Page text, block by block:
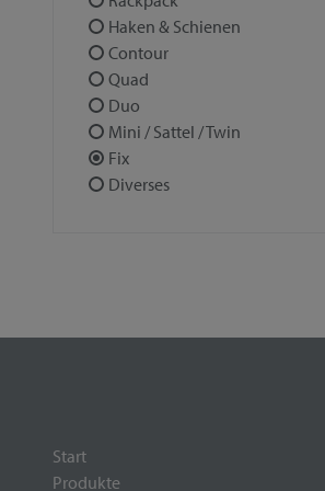
Haken & Schienen
Contour
Quad
Duo
Mini / Sattel / Twin
Fix
Diverses
Start
Produkte